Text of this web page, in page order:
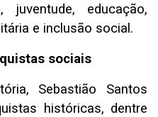
juventude, educação,
e inclusão social.
sociais
Sebastião Santos
históricas, dentre